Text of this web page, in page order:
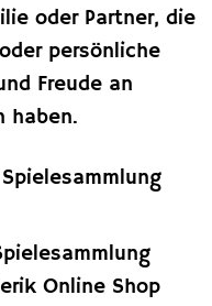
oder Partner, die
persönliche
Freude an
haben.
Online Shop